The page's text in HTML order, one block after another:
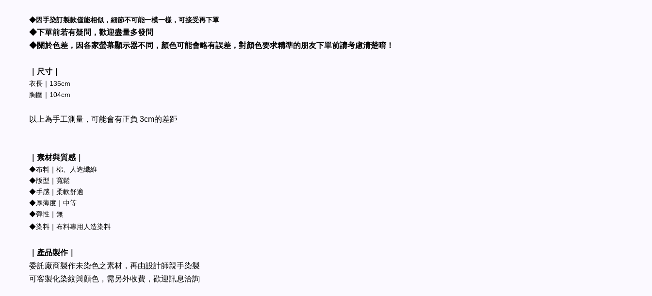
◆因手染訂製款僅能相似，細節不可能一模一樣，可接受再下單
◆下單前若有疑問，歡迎盡量多發問
◆關於色差，因各家螢幕顯示器不同，顏色可能會略有誤差，對顏色要求精準的朋友下單前請考慮清楚唷！
｜尺寸｜
衣長｜135cm
胸圍｜104cm
以上為手工測量，可能會有正負 3cm的差距
｜素材與質感｜
◆布料｜棉、人造纖維
◆版型｜寬鬆
◆手感｜柔軟舒適
◆厚薄度｜中等
◆彈性｜無
◆染料｜布料專用人造染料
｜產品製作｜
委託廠商製作未染色之素材，再由設計師親手染製
可客製化染紋與顏色，需另外收費，歡迎訊息洽詢